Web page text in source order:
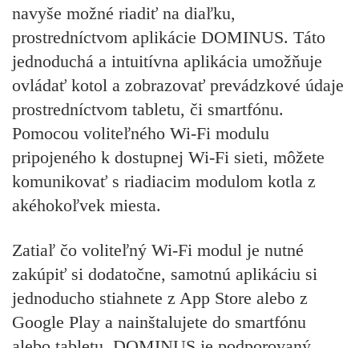
navyše možné riadiť na diaľku,
prostredníctvom aplikácie DOMINUS. Táto
jednoduchá a intuitívna aplikácia umožňuje
ovládať kotol a zobrazovať prevádzkové údaje
prostredníctvom tabletu, či smartfónu.
Pomocou voliteľného Wi-Fi modulu
pripojeného k dostupnej Wi-Fi sieti, môžete
komunikovať s riadiacim modulom kotla z
akéhokoľvek miesta.
Zatiaľ čo voliteľný Wi-Fi modul je nutné
zakúpiť si dodatočne, samotnú aplikáciu si
jednoducho stiahnete z App Store alebo z
Google Play a nainštalujete do smartfónu